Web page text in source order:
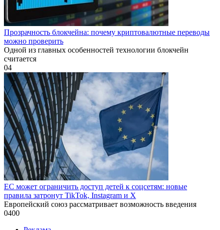
Прозрачность блокчейна: почему криптовалютные переводы
можно проверить
Одной из главных особенностей технологии блокчейн
считается
04
ЕС может ограничить доступ детей к соцсетям: новые
правила затронут TikTok, Instagram и X
Европейский союз рассматривает возможность введения
0400